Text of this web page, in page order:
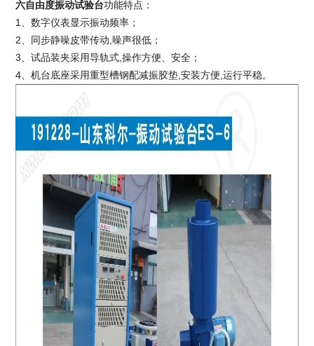
六自由度振动试验台功能特点：
1、数字仪表显示振动频率；
2、同步静噪皮带传动,噪声很低；
3、试品装夹采用导轨式,操作方便、安全；
4、机台底座采用重型槽钢配减振胶垫,安装方便,运行平稳。